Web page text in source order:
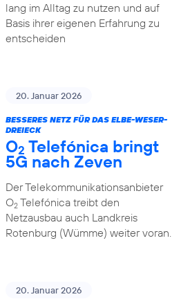
lang im Alltag zu nutzen und auf
Basis ihrer eigenen Erfahrung zu
entscheiden
20. Januar 2026
BESSERES NETZ FÜR DAS ELBE-WESER-
DREIECK
O2 Telefónica bringt
5G nach Zeven
Der Telekommunikationsanbieter
O2Telefónica treibt den
Netzausbau auch Landkreis
Rotenburg (Wümme) weiter voran.
20. Januar 2026